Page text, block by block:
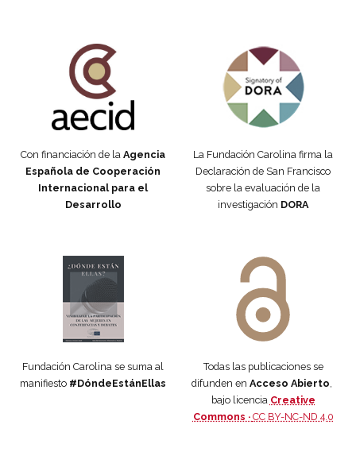
Con financiación de la Agencia
Española de Cooperación
Internacional para el
Desarrollo
La Fundación Carolina firma la
Declaración de San Francisco
sobre la evaluación de la
investigación DORA
Fundación Carolina se suma al
manifiesto #DóndeEstánEllas
Todas las publicaciones se
difunden en Acceso Abierto,
bajo licencia Creative
Commons · CC BY-NC-ND 4.0